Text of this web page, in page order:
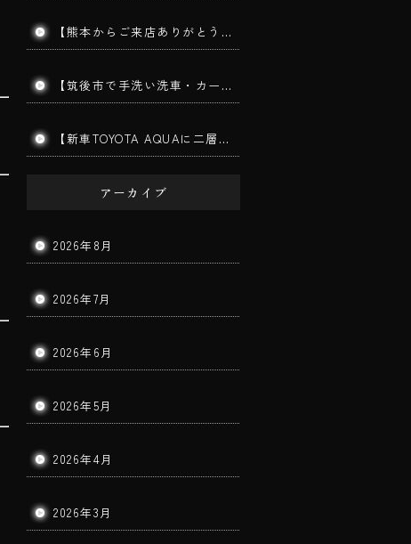
【熊本からご来店ありがとうございます】手洗い洗車で愛車をリフレッシュ！コーティングを長持ちさせる秘訣とは？｜筑後市 BigWorldDoor
【筑後市で手洗い洗車・カーコーティング】MITSUBISHI TRITON｜ダイヤモンドメークワイルドEX施工車の手洗い洗車を実施しました！
【新車TOYOTA AQUAに二層ガラスコーティング施工】筑後市で新車コーティングならBigWorldDoorへ｜美しさと耐久性を長期間キープ！
アーカイブ
2026年8月
2026年7月
2026年6月
2026年5月
2026年4月
2026年3月